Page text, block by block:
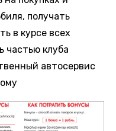
получать
в курсе всех
частью клуба
автосервис